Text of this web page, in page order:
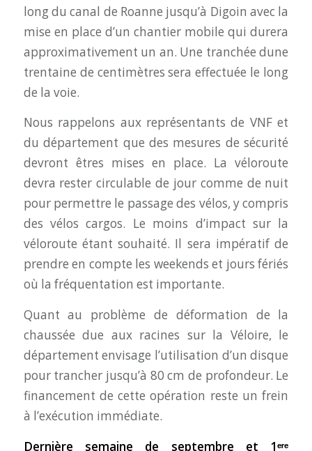
long du canal de Roanne jusqu’à Digoin avec la
mise en place d’un chantier mobile qui durera
approximativement un an. Une tranchée dune
trentaine de centimètres sera effectuée le long
de la voie.
Nous rappelons aux représentants de VNF et
du département que des mesures de sécurité
devront êtres mises en place. La véloroute
devra rester circulable de jour comme de nuit
pour permettre le passage des vélos, y compris
des vélos cargos. Le moins d’impact sur la
véloroute étant souhaité. Il sera impératif de
prendre en compte les weekends et jours fériés
où la fréquentation est importante.
Quant au problème de déformation de la
chaussée due aux racines sur la Véloire, le
département envisage l’utilisation d’un disque
pour trancher jusqu’à 80 cm de profondeur. Le
financement de cette opération reste un frein
à l’exécution immédiate.
Dernière semaine de septembre et 1ᵉʳᵉ